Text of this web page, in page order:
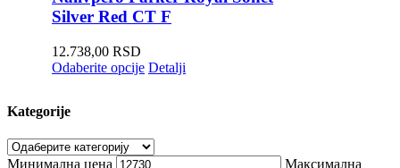
Silver Red CT F
12.738,00 RSD
Odaberite opcije Detalji
Kategorije
Минимална цена
Максимална